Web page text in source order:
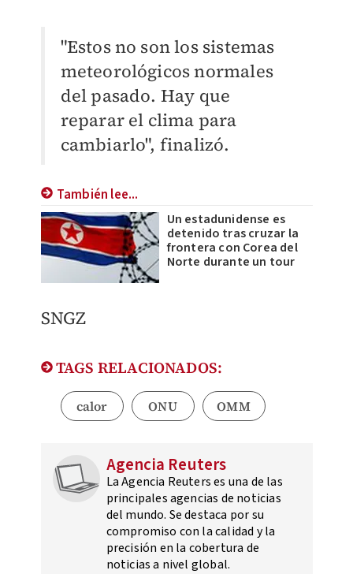
"Estos no son los sistemas
meteorológicos normales
del pasado. Hay que
reparar el clima para
cambiarlo", finalizó.
También lee...
Un estadunidense es
detenido tras cruzar la
frontera con Corea del
Norte durante un tour
SNGZ
TAGS RELACIONADOS:
calor ONU OMM
Agencia Reuters
La Agencia Reuters es una de las
principales agencias de noticias
del mundo. Se destaca por su
compromiso con la calidad y la
precisión en la cobertura de
noticias a nivel global.